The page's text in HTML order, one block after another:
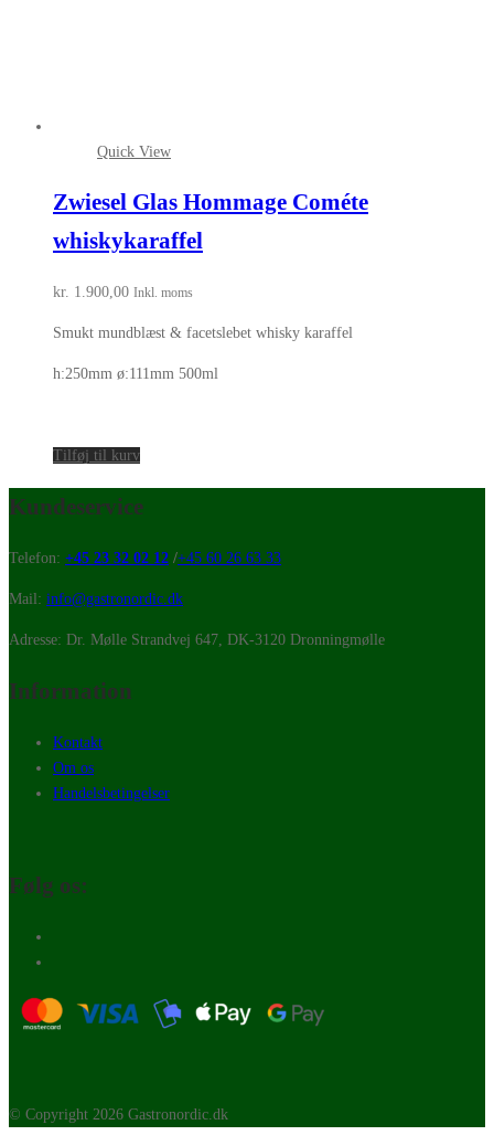
Quick View
Zwiesel Glas Hommage Cométe
whiskykaraffel
kr. 1.900,00 Inkl. moms
Smukt mundblæst & facetslebet whisky karaffel
h:250mm ø:111mm 500ml
Tilføj til kurv
Kundeservice
Telefon: +45 23 32 02 12 /+45 60 26 63 33
Mail: info@gastronordic.dk
Adresse: Dr. Mølle Strandvej 647, DK-3120 Dronningmølle
Information
Kontakt
Om os
Handelsbetingelser
Følg os:
© Copyright 2026 Gastronordic.dk